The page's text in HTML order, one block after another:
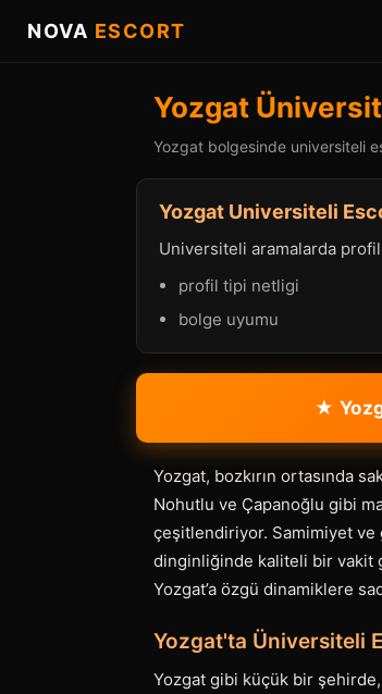
NOVA ESCORT
Yozgat
Yozgat bolgesinde universiteli
Yozgat Universiteli
Universiteli aramalarda
profil tipi netligi
bolge uyumu
★
Yozgat, bozkırın ortasında
Nohutlu ve Çapanoğlu gibi
çeşitlendiriyor. Samimiyet
dinginliğinde kaliteli bir vakit
Yozgat’a özgü dinamiklere
Yozgat'ta Üniversiteli
Yozgat gibi küçük bir